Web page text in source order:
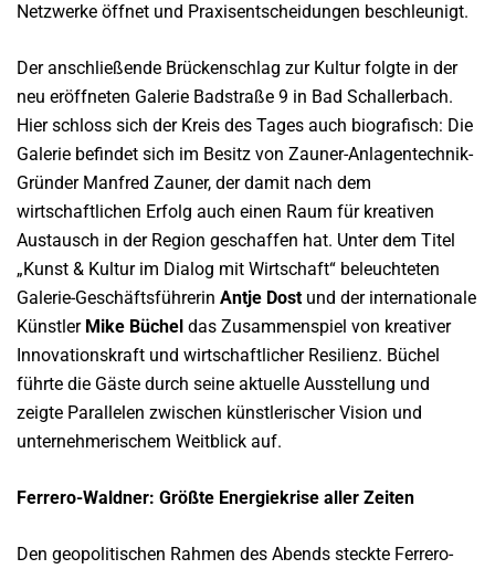
Netzwerke öffnet und Praxisentscheidungen beschleunigt.
Der anschließende Brückenschlag zur Kultur folgte in der
neu eröffneten Galerie Badstraße 9 in Bad Schallerbach.
Hier schloss sich der Kreis des Tages auch biografisch: Die
Galerie befindet sich im Besitz von Zauner-Anlagentechnik-
Gründer Manfred Zauner, der damit nach dem
wirtschaftlichen Erfolg auch einen Raum für kreativen
Austausch in der Region geschaffen hat. Unter dem Titel
„Kunst & Kultur im Dialog mit Wirtschaft“ beleuchteten
Galerie-Geschäftsführerin Antje Dost und der internationale
Künstler Mike Büchel das Zusammenspiel von kreativer
Innovationskraft und wirtschaftlicher Resilienz. Büchel
führte die Gäste durch seine aktuelle Ausstellung und
zeigte Parallelen zwischen künstlerischer Vision und
unternehmerischem Weitblick auf.
Ferrero-Waldner: Größte Energiekrise aller Zeiten
Den geopolitischen Rahmen des Abends steckte Ferrero-